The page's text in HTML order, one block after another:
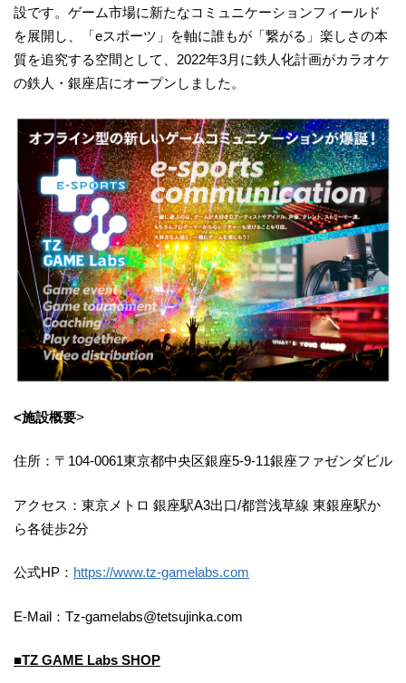
設です。ゲーム市場に新たなコミュニケーションフィールド
を展開し、「eスポーツ」を軸に誰もが「繋がる」楽しさの本
質を追究する空間として、2022年3月に鉄人化計画がカラオケ
の鉄人・銀座店にオープンしました。
<施設概要>
住所：〒104-0061東京都中央区銀座5-9-11銀座ファゼンダビル
アクセス：東京メトロ 銀座駅A3出口/都営浅草線 東銀座駅か
ら各徒歩2分
公式HP： https://www.tz-gamelabs.com
E-Mail：Tz-gamelabs@tetsujinka.com
■TZ GAME Labs SHOP